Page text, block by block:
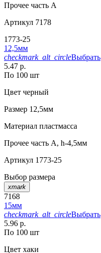
Прочее часть A
Артикул 7178
1773-25
12,5мм
checkmark_alt_circleВыбрать
5.47 р.
По 100 шт
Цвет черный
Размер 12,5мм
Материал пластмасса
Прочее часть A, h-4,5мм
Артикул 1773-25
Выбор размера
xmark
7168
15мм
checkmark_alt_circleВыбрать
5.96 р.
По 100 шт
Цвет хаки